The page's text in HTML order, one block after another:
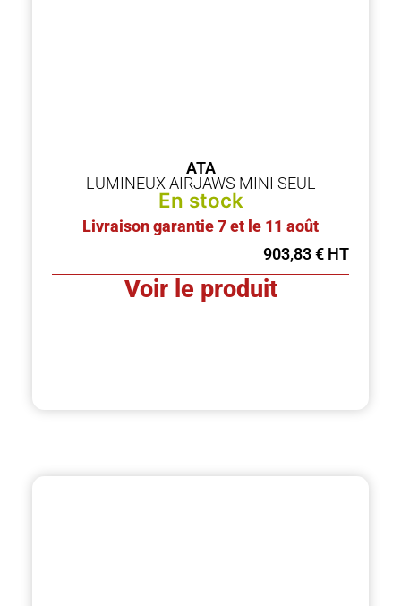
ATA
LUMINEUX AIRJAWS MINI SEUL
En stock
Livraison garantie 7 et le 11 août
903,83€
Voir le produit